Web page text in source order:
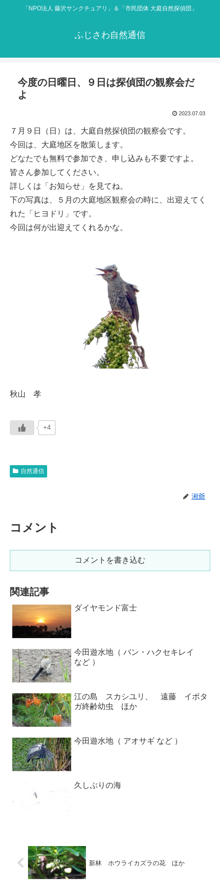
「NPO法人 藤沢サンクチュアリ」＆「市民団体 大庭自然探偵団」
ふじさわ自然通信
今度の日曜日、９日は探偵団の観察会だ
よ
2023.07.03
７月９日（日）は、大庭自然探偵団の観察会です。
今回は、大庭地区を散策します。
どなたでも無料で参加でき、申し込みも不要ですよ。
皆さん参加してください。
詳しくは「お知らせ」を見てね。
下の写真は、５月の大庭地区観察会の時に、出迎えてく
れた「ヒヨドリ」です。
今回は何が出迎えてくれるかな。
秋山 孝
+4
自然通信
湘爺
コメント
コメントを書き込む
関連記事
ダイヤモンド富士
今田遊水地（ バン・ハクセキレイ
など ）
江の島 スカシユリ、 遠藤 イボタ
ガ終齢幼虫 ほか
今田遊水地（ アオサギ など ）
久しぶりの海
新林 ホウライカズラの花 ほか